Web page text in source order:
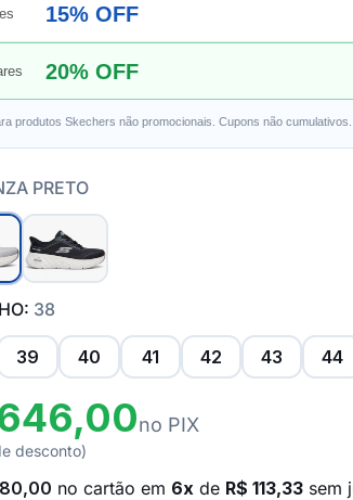
15% OFF
20% OFF
produtos Skechers não promocionais. Cupons não cumulativos.
PRETO
38
39 40 41 42 43 44
no PIX
desconto)
no cartão em 6x de R$ 113,33 sem